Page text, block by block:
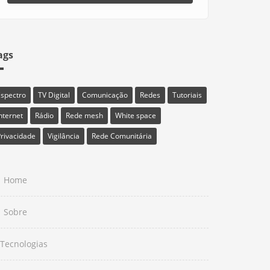
TV Digital Comunicação Redes
Tutoriais
Rádio Rede mesh
White space
Vigilância Rede Comunitária
Home
Sobre
Tecnologias